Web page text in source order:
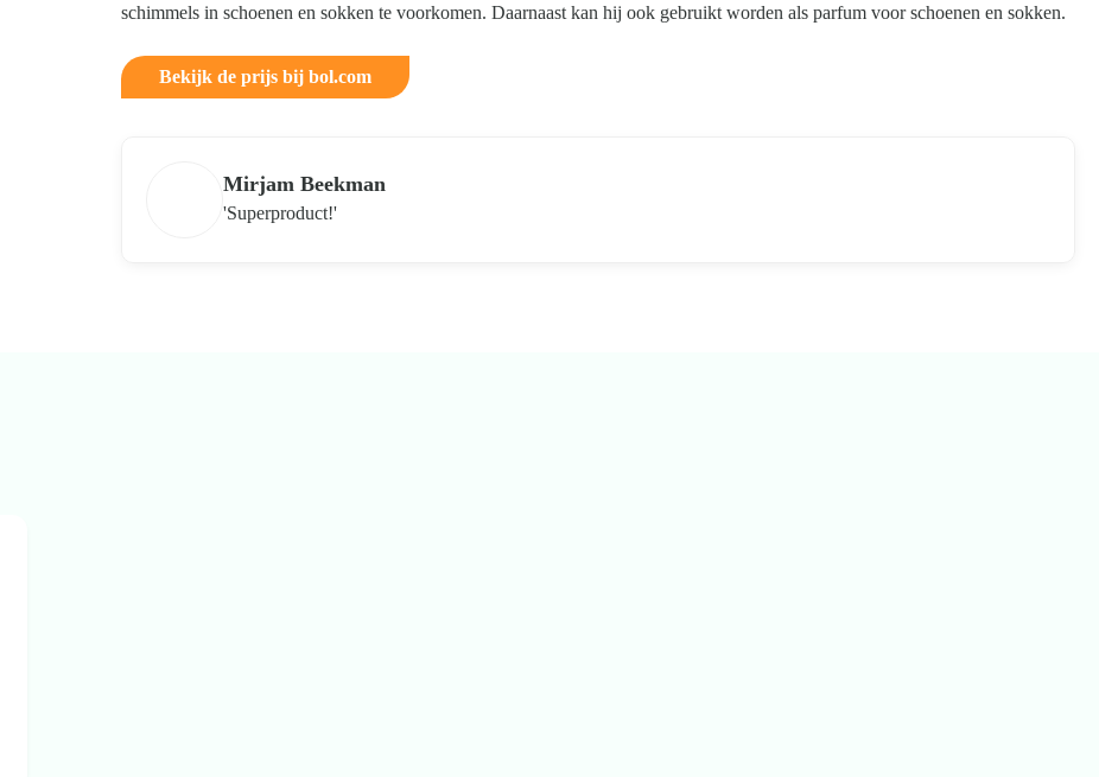
schimmels in schoenen en sokken te voorkomen. Daarnaast kan hij ook gebruikt worden als parfum voor schoenen en sokken.
Bekijk de prijs bij bol.com
Mirjam Beekman
'Superproduct!'